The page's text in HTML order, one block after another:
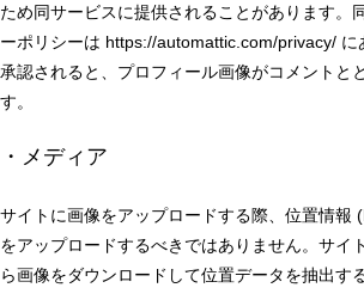
ため同サービスに提供されることがあります。
ーポリシーは https://automattic.com/privacy/ に
承認されると、プロフィール画像がコメントと
す。
・メディア
サイトに画像をアップロードする際、位置情報
をアップロードするべきではありません。サイ
ら画像をダウンロードして位置データを抽出す